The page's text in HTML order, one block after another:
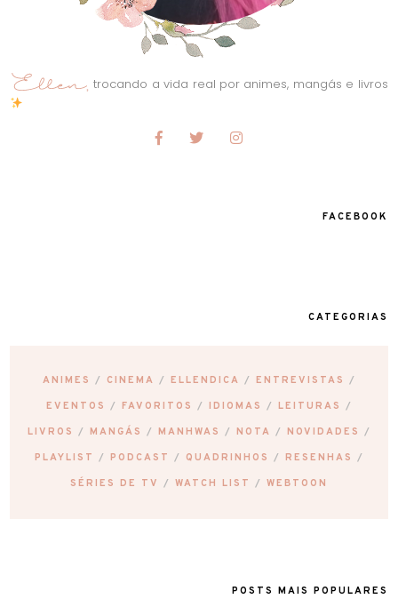
trocando a vida real por animes, mangás e livros
FACEBOOK
CATEGORIAS
ANIMES CINEMA ELLENDICA ENTREVISTAS
EVENTOS FAVORITOS IDIOMAS LEITURAS
LIVROS MANGÁS MANHWAS NOTA NOVIDADES
PLAYLIST PODCAST QUADRINHOS RESENHAS
SÉRIES DE TV WATCH LIST WEBTOON
POSTS MAIS POPULARES